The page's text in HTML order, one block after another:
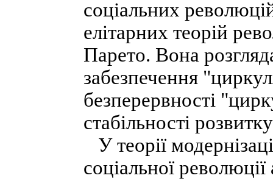
соціальних
елітарних теорій
Парето. Вона
забезпечення
безперервності
стабільності
У теорії
соціальної